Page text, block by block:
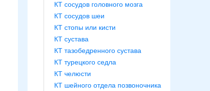
КТ сосудов головного мозга
КТ сосудов шеи
КТ стопы или кисти
КТ сустава
КТ тазобедренного сустава
КТ турецкого седла
КТ челюсти
КТ шейного отдела позвоночника